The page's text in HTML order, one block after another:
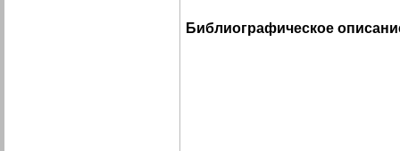
Библиографическое